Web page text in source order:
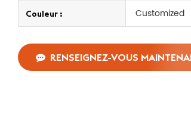
Couleur : Customized
RENSEIGNEZ-VOUS